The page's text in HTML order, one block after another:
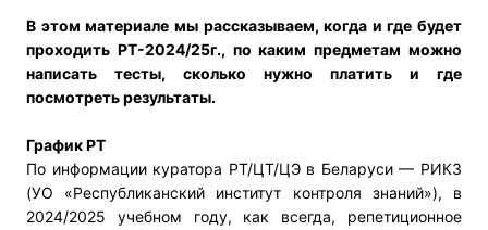
В этом материале мы рассказываем, когда и где будет
проходить РТ-2024/25г., по каким предметам можно
написать тесты, сколько нужно платить и где
посмотреть результаты.
График РТ
По информации куратора РТ/ЦТ/ЦЭ в Беларуси — РИКЗ
(УО «Республиканский институт контроля знаний»), в
2024/2025 учебном году, как всегда, репетиционное